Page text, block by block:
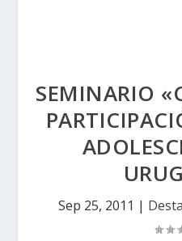
SEMINARIO
Sep 25, 2011 |